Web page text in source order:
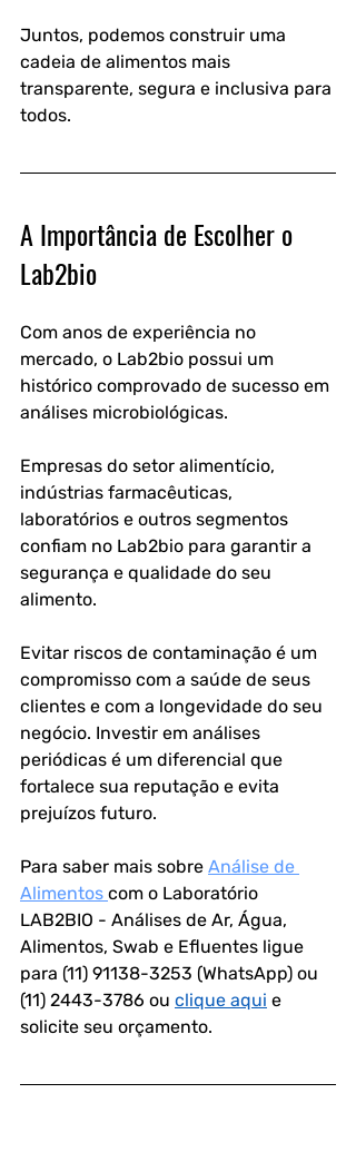
Juntos, podemos construir uma
cadeia de alimentos mais
transparente, segura e inclusiva para
todos.
A Importância de Escolher o
Lab2bio
Com anos de experiência no
mercado, o Lab2bio possui um
histórico comprovado de sucesso em
análises microbiológicas.
Empresas do setor alimentício,
indústrias farmacêuticas,
laboratórios e outros segmentos
confiam no Lab2bio para garantir a
segurança e qualidade do seu
alimento.
Evitar riscos de contaminação é um
compromisso com a saúde de seus
clientes e com a longevidade do seu
negócio. Investir em análises
periódicas é um diferencial que
fortalece sua reputação e evita
prejuízos futuro.
Para saber mais sobre Análise de
Alimentos com o Laboratório
LAB2BIO - Análises de Ar, Água,
Alimentos, Swab e Efluentes ligue
para (11) 91138-3253 (WhatsApp) ou
(11) 2443-3786 ou clique aqui e
solicite seu orçamento.